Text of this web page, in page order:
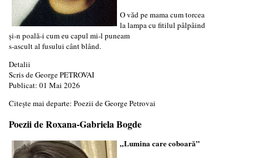
O văd pe mama cum torcea
la lampa cu fitilul pâlpâind
și-n poală-i cum eu capul mi-l puneam
s-ascult al fusului cânt blând.
Detalii
Scris deGeorge PETROVAI
Publicat: 01 Mai 2026
Citește mai departe: Poezii de George Petrovai
Poezii de Roxana-Gabriela Bogde
„Lumina care coboară”